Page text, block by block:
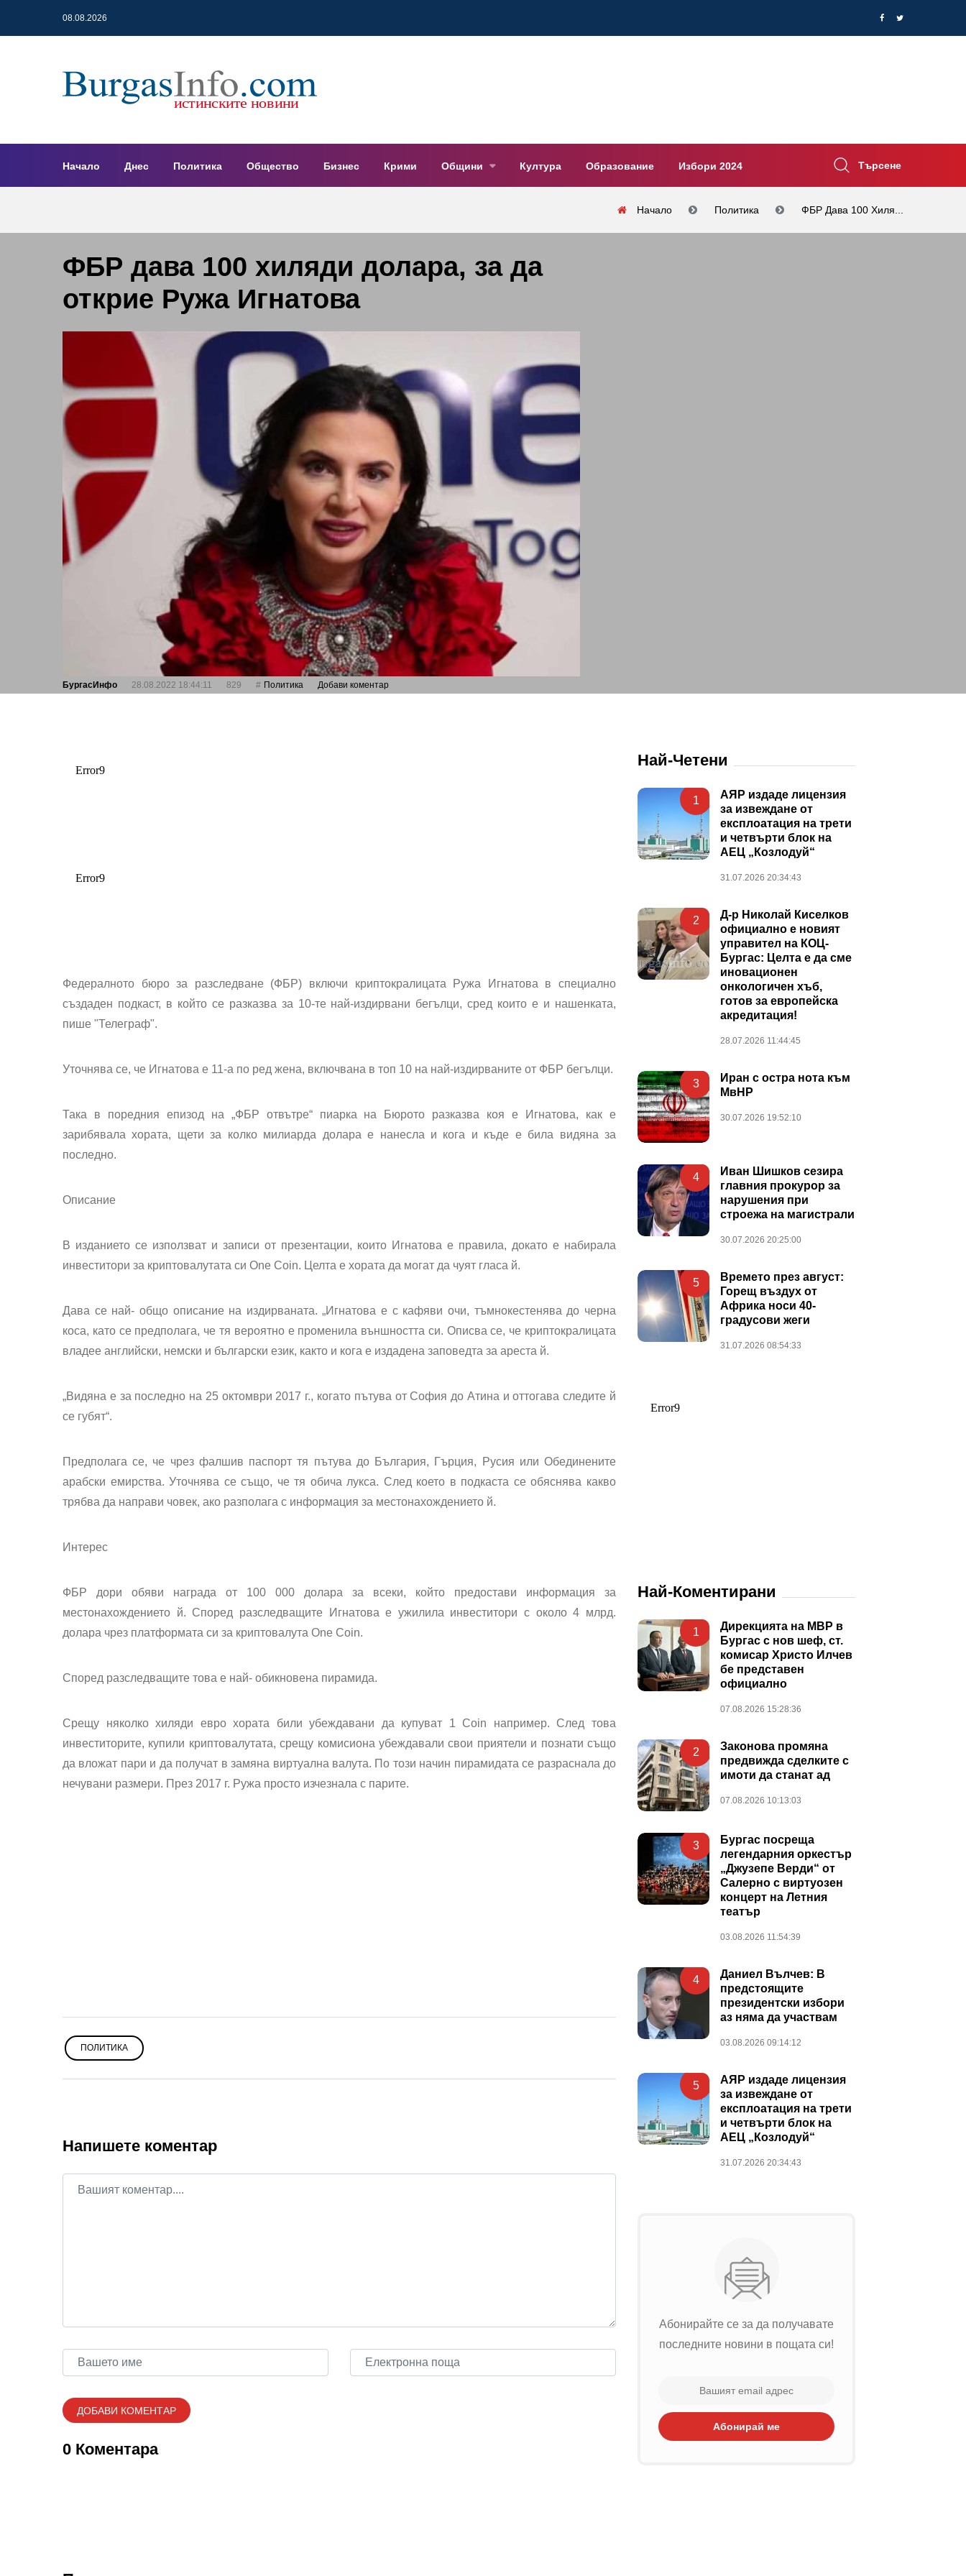
08.08.2026
Начало Днес Политика Общество Бизнес Крими Общини Култура Образование Избори 2024 Търсене
Начало Политика ФБР Дава 100 Хиля...
ФБР дава 100 хиляди долара, за да
открие Ружа Игнатова
БургасИнфо 28.08.2022 18:44:11 829 Политика Добави коментар
Федералното бюро за разследване (ФБР) включи криптокралицата Ружа Игнатова в специално
създаден подкаст, в който се разказва за 10-те най-издирвани бегълци, сред които е и нашенката,
пише "Телеграф".
Уточнява се, че Игнатова е 11-а по ред жена, включвана в топ 10 на най-издирваните от ФБР бегълци.
Така в поредния епизод на „ФБР отвътре“ пиарка на Бюрото разказва коя е Игнатова, как е
зарибявала хората, щети за колко милиарда долара е нанесла и кога и къде е била видяна за
последно.
Описание
В изданието се използват и записи от презентации, които Игнатова е правила, докато е набирала
инвеститори за криптовалутата си One Coin. Целта е хората да могат да чуят гласа й.
Дава се най- общо описание на издирваната. „Игнатова е с кафяви очи, тъмнокестенява до черна
коса, като се предполага, че тя вероятно е променила външността си. Описва се, че криптокралицата
владее английски, немски и български език, както и кога е издадена заповедта за ареста й.
„Видяна е за последно на 25 октомври 2017 г., когато пътува от София до Атина и оттогава следите й
се губят“.
Предполага се, че чрез фалшив паспорт тя пътува до България, Гърция, Русия или Обединените
арабски емирства. Уточнява се също, че тя обича лукса. След което в подкаста се обяснява какво
трябва да направи човек, ако разполага с информация за местонахождението й.
Интерес
ФБР дори обяви награда от 100 000 долара за всеки, който предостави информация за
местонахождението й. Според разследващите Игнатова е ужилила инвеститори с около 4 млрд.
долара чрез платформата си за криптовалута One Coin.
Според разследващите това е най- обикновена пирамида.
Срещу няколко хиляди евро хората били убеждавани да купуват 1 Coin например. След това
инвеститорите, купили криптовалутата, срещу комисиона убеждавали свои приятели и познати също
да вложат пари и да получат в замяна виртуална валута. По този начин пирамидата се разраснала до
нечувани размери. През 2017 г. Ружа просто изчезнала с парите.
ПОЛИТИКА
Напишете коментар
0 Коментара
Най-Четени
1
АЯР издаде лицензия
за извеждане от
експлоатация на трети
и четвърти блок на
АЕЦ „Козлодуй“
31.07.2026 20:34:43
2
Д-р Николай Киселков
официално е новият
управител на КОЦ-
Бургас: Целта е да сме
иновационен
онкологичен хъб,
готов за европейска
акредитация!
28.07.2026 11:44:45
3
Иран с остра нота към
МвНР
30.07.2026 19:52:10
4
Иван Шишков сезира
главния прокурор за
нарушения при
строежа на магистрали
30.07.2026 20:25:00
5
Времето през август:
Горещ въздух от
Африка носи 40-
градусови жеги
31.07.2026 08:54:33
Най-Коментирани
1
Дирекцията на МВР в
Бургас с нов шеф, ст.
комисар Христо Илчев
бе представен
официално
07.08.2026 15:28:36
2
Законова промяна
предвижда сделките с
имоти да станат ад
07.08.2026 10:13:03
3
Бургас посреща
легендарния оркестър
„Джузепе Верди“ от
Салерно с виртуозен
концерт на Летния
театър
03.08.2026 11:54:39
4
Даниел Вълчев: В
предстоящите
президентски избори
аз няма да участвам
03.08.2026 09:14:12
5
АЯР издаде лицензия
за извеждане от
експлоатация на трети
и четвърти блок на
АЕЦ „Козлодуй“
31.07.2026 20:34:43
Абонирайте се за да получавате
последните новини в пощата си!
Абонирай ме